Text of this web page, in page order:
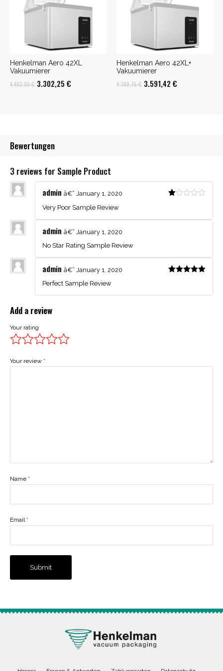
Henkelman Aero 42XL
Vakuumierer
4.403,00€ Ursprünglicher
3.302,25 €
Henkelman Aero 42XL+
Vakuumierer
4.789,75€ Ursprünglicher
3.591,42 €
Bewertungen
3 reviews for Sample Product
admin â€“ January 1, 2020
Very Poor Sample Review
admin â€“ January 1, 2020
No Star Rating Sample Review
admin â€“ January 1, 2020
Perfect Sample Review
Add a review
Your rating
Your review *
Name *
Email *